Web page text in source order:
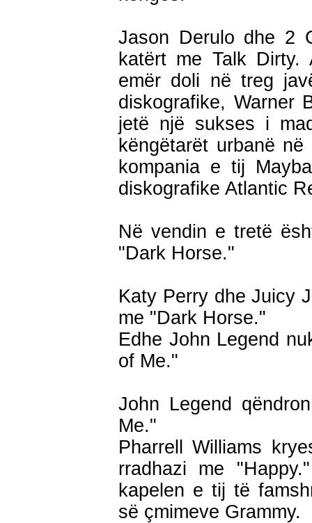
Jason Derulo dhe 2
katërt me Talk
emër doli në treg
diskografike, Warner
jetë një sukses i
këngëtarët urbanë
kompania e tij
diskografike Atlantic
Në vendin e tretë
"Dark Horse."
Katy Perry dhe Juicy
me "Dark Horse."
Edhe John Legend
of Me."
John Legend
Me."
Pharrell Williams
rradhazi me
kapelen e tij të
së çmimeve Grammy.